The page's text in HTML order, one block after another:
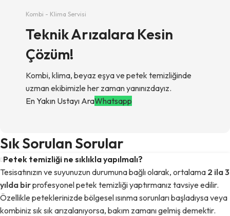
Kombi - Klima Servisi
Teknik Arızalara Kesin
Çözüm!
Kombi, klima, beyaz eşya ve petek temizliğinde
uzman ekibimizle her zaman yanınızdayız.
En Yakın Ustayı AraWhatsapp
Sık Sorulan Sorular
Petek temizliği ne sıklıkla yapılmalı?
Tesisatınızın ve suyunuzun durumuna bağlı olarak, ortalama 2 ila 3
yılda birprofesyonel petek temizliği yaptırmanız tavsiye edilir.
Özellikle peteklerinizde bölgesel ısınma sorunları başladıysa veya
kombiniz sık sık arızalanıyorsa, bakım zamanı gelmiş demektir.